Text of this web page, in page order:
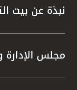
اتصل بنا
مواقع الفروع
نبذة عن بيت
مجلس الإدارة